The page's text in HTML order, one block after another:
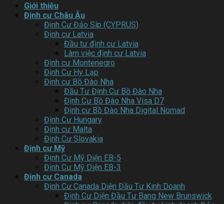
Giới thiệu
Định cư Châu Âu
Định Cư Đảo Síp (CYPRUS)
Định cư Latvia
Đầu tư định cư Latvia
Làm việc định cư Latvia
Định cư Montenegro
Định Cư Hy Lạp
Định cư Bồ Đào Nha
Đầu Tư Định Cư Bồ Đào Nha
Định Cư Bồ Đào Nha Visa D7
Định cư Bồ Đào Nha Digital Nomad
Định Cư Hungary
Định cư Malta
Định Cư Slovakia
Định cư Mỹ
Định Cư Mỹ Diện EB-5
Định Cư Mỹ Diện EB-3
Định cư Canada
Định Cư Canada Diện Đầu Tư Kinh Doanh
Định Cư Diện Đầu Tư Bang New Brunswick